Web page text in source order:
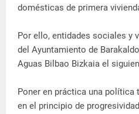
domésticas de primera
Por ello, entidades sociales y
del Ayuntamiento de
Aguas Bilbao Bizkaia el
Poner en práctica una política
en el principio de